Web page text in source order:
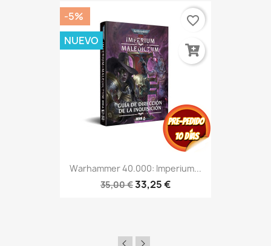
Warhammer 40.000: Imperium...
35,00 €33,25 €
-5%
NUEVO
favorite_border